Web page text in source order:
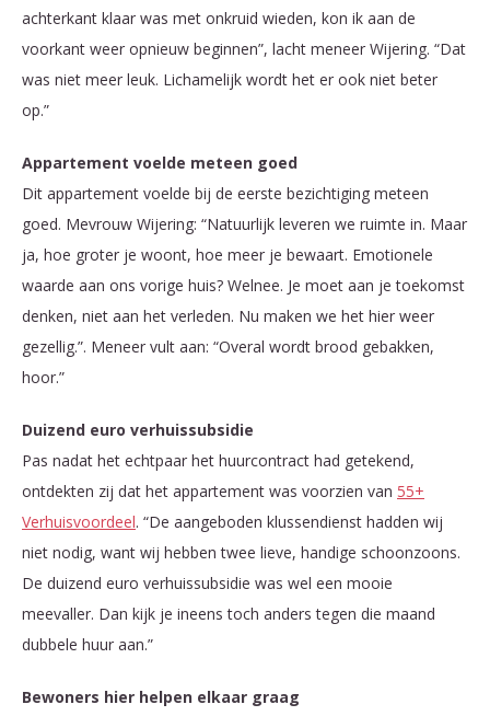
achterkant klaar was met onkruid wieden, kon ik aan de
voorkant weer opnieuw beginnen”, lacht meneer Wijering. “Dat
was niet meer leuk. Lichamelijk wordt het er ook niet beter
op.”
Appartement voelde meteen goed
Dit appartement voelde bij de eerste bezichtiging meteen
goed. Mevrouw Wijering: “Natuurlijk leveren we ruimte in. Maar
ja, hoe groter je woont, hoe meer je bewaart. Emotionele
waarde aan ons vorige huis? Welnee. Je moet aan je toekomst
denken, niet aan het verleden. Nu maken we het hier weer
gezellig.”. Meneer vult aan: “Overal wordt brood gebakken,
hoor.”
Duizend euro verhuissubsidie
Pas nadat het echtpaar het huurcontract had getekend,
ontdekten zij dat het appartement was voorzien van 55+
Verhuisvoordeel. “De aangeboden klussendienst hadden wij
niet nodig, want wij hebben twee lieve, handige schoonzoons.
De duizend euro verhuissubsidie was wel een mooie
meevaller. Dan kijk je ineens toch anders tegen die maand
dubbele huur aan.”
Bewoners hier helpen elkaar graag